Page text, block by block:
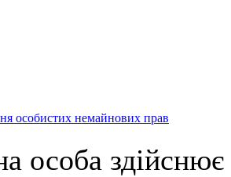
особистих немайнових прав
особа